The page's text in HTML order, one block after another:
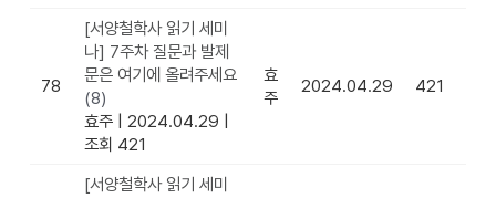
78
[서양철학사 읽기 세미
나] 7주차 질문과 발제
문은 여기에 올려주세요
(8)
효주 | 2024.04.29 |
조회 421
효
주
2024.04.29 421
[서양철학사 읽기 세미